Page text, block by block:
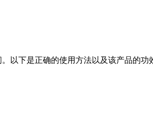
以下是正确的使用方法以及该产品的功